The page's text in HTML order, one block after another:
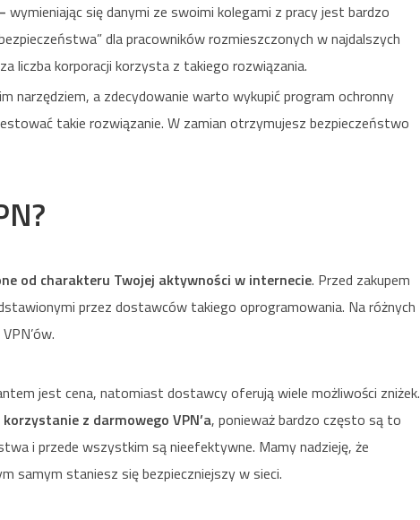
wymieniając się danymi ze swoimi kolegami z pracy jest bardzo
dla pracowników rozmieszczonych w najdalszych
liczba korporacji korzysta z takiego rozwiązania.
narzędziem, a zdecydowanie warto wykupić program ochronny
takie rozwiązanie. W zamian otrzymujesz bezpieczeństwo
od charakteru Twojej aktywności w internecie. Przed zakupem
przez dostawców takiego oprogramowania. Na różnych
jest cena, natomiast dostawcy oferują wiele możliwości zniżek.
z darmowego VPN’a, ponieważ bardzo często są to
i przede wszystkim są nieefektywne. Mamy nadzieję, że
samym staniesz się bezpieczniejszy w sieci.